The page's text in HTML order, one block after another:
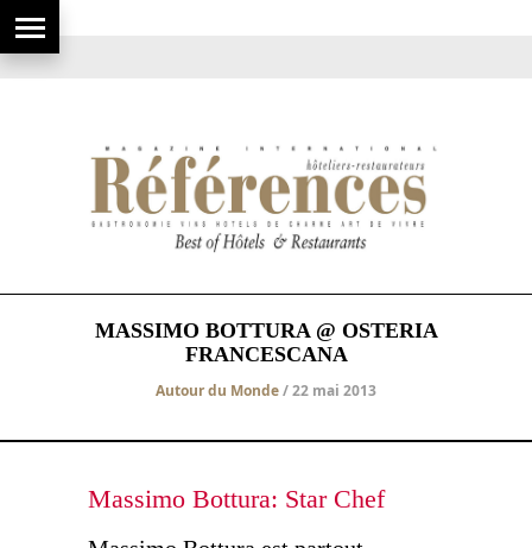
MASSIMO BOTTURA @ OSTERIA
FRANCESCANA
Autour du Monde/ 22 mai 2013
Massimo Bottura: Star Chef